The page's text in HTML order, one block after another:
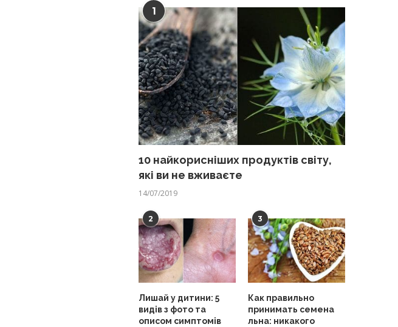
1
10 найкорисніших продуктів світу,
які ви не вживаєте
14/07/2019
2
Лишай у дитини: 5
видів з фото та
описом симптомів
3
Как правильно
принимать семена
льна: никакого